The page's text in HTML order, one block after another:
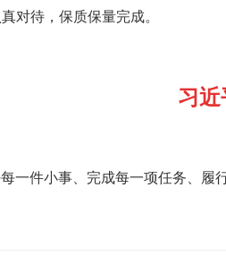
对待，保质保量完成。
习
一件小事、完成每一项任务、